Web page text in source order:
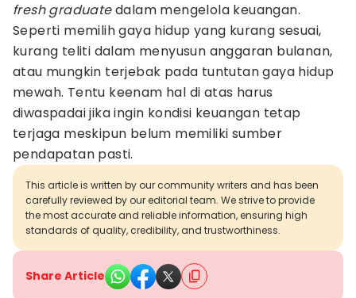
fresh graduatedalam mengelola keuangan.
Seperti memilih gaya hidup yang kurang sesuai,
kurang teliti dalam menyusun anggaran bulanan,
atau mungkin terjebak pada tuntutan gaya hidup
mewah. Tentu keenam hal di atas harus
diwaspadai jika ingin kondisi keuangan tetap
terjaga meskipun belum memiliki sumber
pendapatan pasti.
This article is written by our community writers and has been
carefully reviewed by our editorial team. We strive to provide
the most accurate and reliable information, ensuring high
standards of quality, credibility, and trustworthiness.
Share Article